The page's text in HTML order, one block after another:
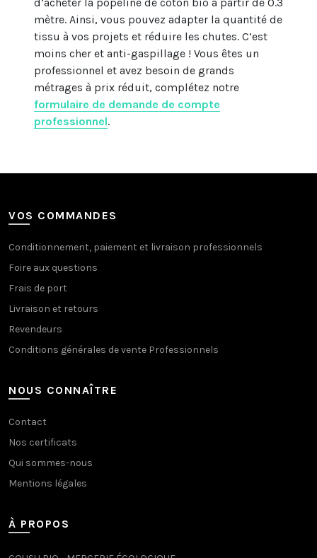
mètre. Ainsi, vous pouvez adapter la quantité de
tissu à vos projets et réduire les chutes. C’est
moins cher et anti-gaspillage ! Vous êtes un
professionnel et avez besoin de grands
métrages à prix réduit, complétez notre
formulaire de demande de compte
professionnel.
VOS COMMANDES
Conditionnement, paiement et livraison professionnels
Foire aux questions
Frais de port
Livraison et retours
Revendeurs
Conditions générales de vente Professionnels
NOUS CONNAÎTRE
Contact
Nos certificats
Qui sommes-nous
Mentions légales
À PROPOS